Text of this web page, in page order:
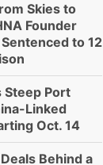
Skies to
Founder
to 12
Steep Port
Linked
Oct. 14
Behind a